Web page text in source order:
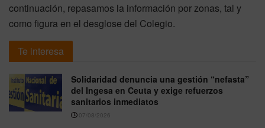
continuación, repasamos la información por zonas, tal y
como figura en el desglose del Colegio.
Te interesa
Solidaridad denuncia una gestión “nefasta”
del Ingesa en Ceuta y exige refuerzos
sanitarios inmediatos
07/08/2026